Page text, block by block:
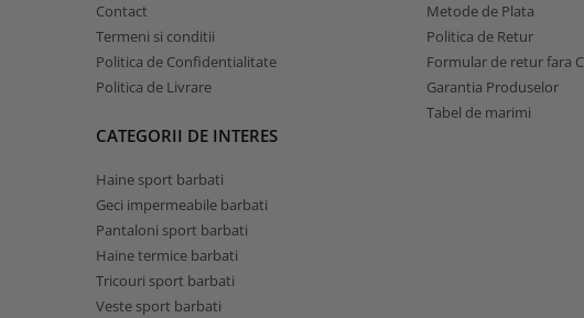
Contact
Termeni si conditii
Politica de Confidentialitate
Politica de Livrare
CATEGORII DE INTERES
Haine sport barbati
Geci impermeabile barbati
Pantaloni sport barbati
Haine termice barbati
Tricouri sport barbati
Veste sport barbati
Metode de Plata
Politica de Retur
Formular de retur fara
Garantia Produselor
Tabel de marimi